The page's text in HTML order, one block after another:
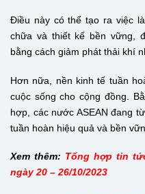
Điều này có thể tạo ra việc
chữa và thiết kế bền vững,
bằng cách giảm phát thải khí
Hơn nữa, nền kinh tế tuần
cuộc sống cho cộng đồng.
hợp, các nước ASEAN đang
tuần hoàn hiệu quả và bền
Xem thêm: Tổng hợp tin
ngày 20 – 26/10/2023​